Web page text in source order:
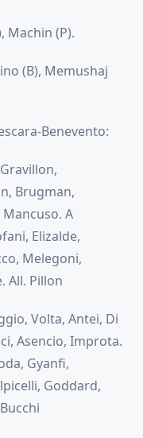
Machin (P).
(B), Memushaj
Benevento:
Brugman,
A
Elizalde,
Melegoni,
All. Pillon
Volta, Antei, Di
Asencio, Improta.
Gyanfi,
Goddard,